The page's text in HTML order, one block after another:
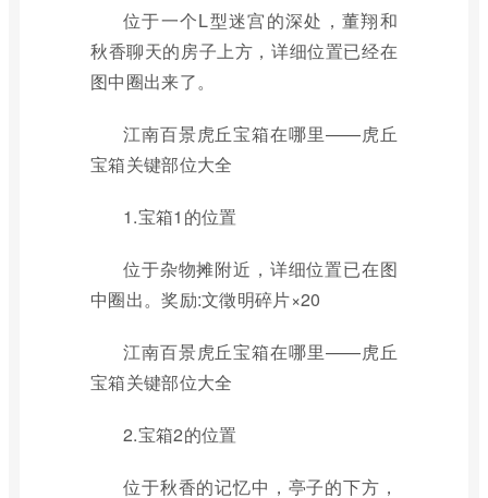
位于一个L型迷宫的深处，董翔和
秋香聊天的房子上方，详细位置已经在
图中圈出来了。
江南百景虎丘宝箱在哪里——虎丘
宝箱关键部位大全
1.宝箱1的位置
位于杂物摊附近，详细位置已在图
中圈出。奖励:文徵明碎片×20
江南百景虎丘宝箱在哪里——虎丘
宝箱关键部位大全
2.宝箱2的位置
位于秋香的记忆中，亭子的下方，